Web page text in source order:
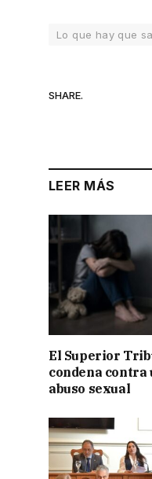
Lo que hay que
SHARE.
LEER MÁS
El Superior
condena contra
abuso sexual